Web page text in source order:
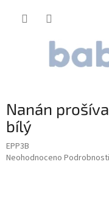
Nanán
bílý
EPP3B
Průměrné
Neohodnoceno